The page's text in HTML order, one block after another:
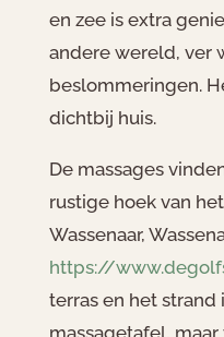
en zee is extra
andere wereld, ver
beslommeringen.
dichtbij huis.
De massages
rustige hoek van
Wassenaar,
https://
terras en het strand